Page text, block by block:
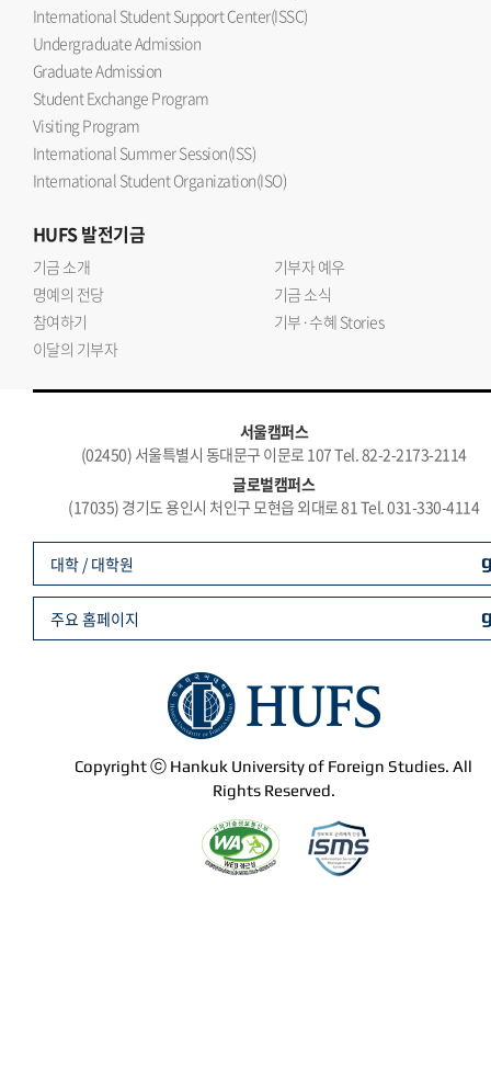
International Student Support Center(ISSC)
Undergraduate Admission
Graduate Admission
Student Exchange Program
Visiting Program
International Summer Session(ISS)
International Student Organization(ISO)
HUFS발전기금
기금 소개
기부자 예우
명예의 전당
기금 소식
참여하기
기부·수혜 Stories
이달의 기부자
서울캠퍼스
(02450) 서울특별시 동대문구 이문로 107 Tel. 82-2-2173-2114
글로벌캠퍼스
(17035) 경기도 용인시 처인구 모현읍 외대로 81 Tel. 031-330-4114
Copyright ⓒ Hankuk University of Foreign Studies. All
Rights Reserved.
대학 / 대학원
주요 홈페이지